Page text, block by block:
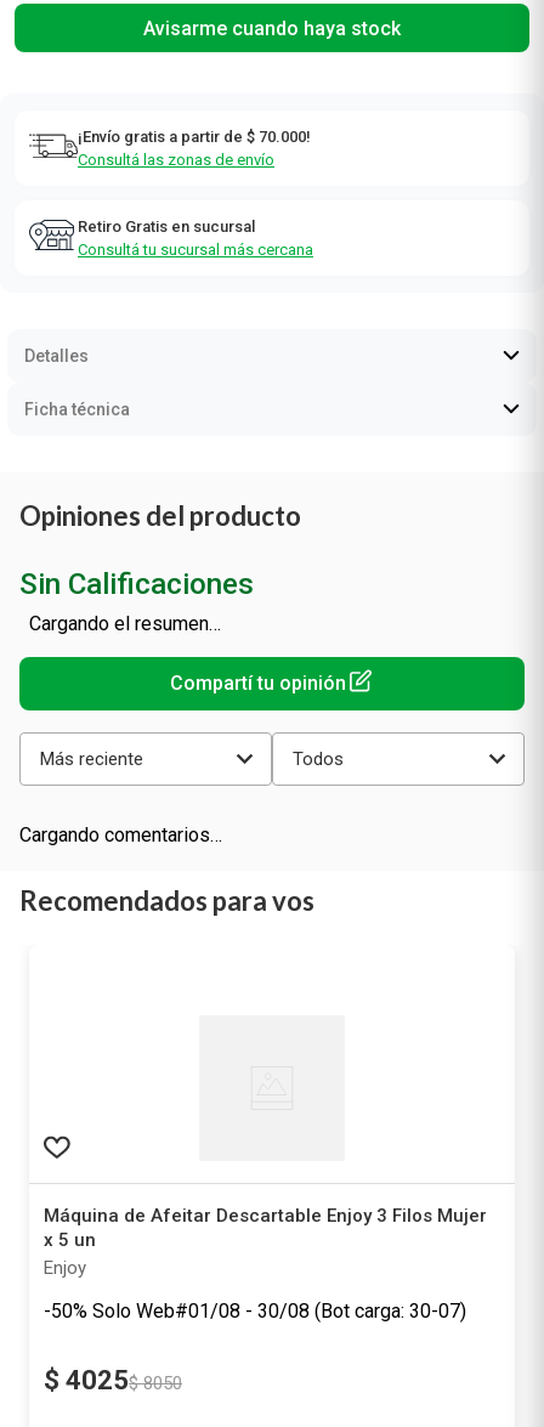
Avisarme cuando haya stock
¡Envío gratis a partir de $ 70.000!
Consultá las zonas de envío
Retiro Gratis en sucursal
Consultá tu sucursal más cercana
Detalles
Ficha técnica
Opiniones del producto
Sin Calificaciones
Cargando el resumen…
Más reciente Todos
Cargando comentarios…
Recomendados para vos
Máquina de Afeitar Descartable Enjoy 3 Filos Mujer
x 5 un
Enjoy
-50% Solo Web#01/08 - 30/08 (Bot carga: 30-07)
$ 4025$ 8050